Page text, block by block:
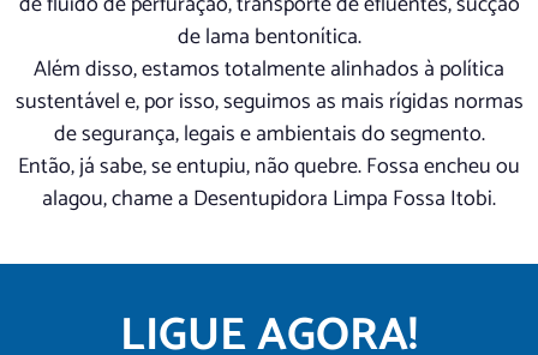
de lama bentonítica.
Além disso, estamos totalmente alinhados à política
sustentável e, por isso, seguimos as mais rígidas normas
de segurança, legais e ambientais do segmento.
Então, já sabe, se entupiu, não quebre. Fossa encheu ou
alagou, chame a Desentupidora Limpa Fossa Itobi.
LIGUE AGORA!